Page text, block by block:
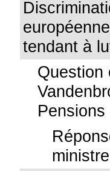
tendant à
Question
Pensions